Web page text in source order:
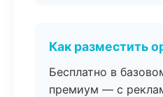
Как разместить
Бесплатно в
премиум — с